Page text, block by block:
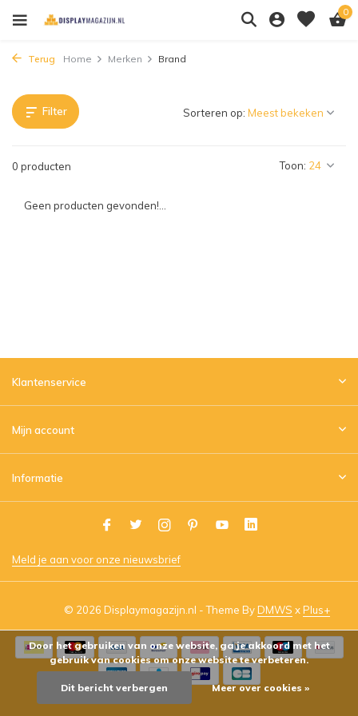
0
Terug Home Merken Brand
Filter
0 producten Toon:
Sorteren op:
Geen producten gevonden!...
Klantenservice
Mijn account
Informatie
Meld je aan voor onze nieuwsbrief
© 2026 Displaymagazijn.nl - Theme ByDMWS xPlus+
Door het gebruiken van onze website, ga je akkoord met het
gebruik van cookies om onze website te verbeteren.
Dit bericht verbergen Meer over cookies »